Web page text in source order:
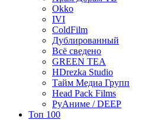
Okko
IVI
ColdFilm
Дублированный
Всё сведено
GREEN TEA
HDrezka Studio
Тайм Медиа Групп
Head Pack Films
РуАниме / DEEP
Топ 100